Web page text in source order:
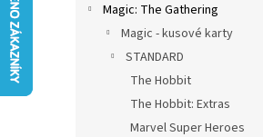
Magic: The Gathering
Magic - kusové karty
STANDARD
The Hobbit
The Hobbit: Extras
Marvel Super Heroes